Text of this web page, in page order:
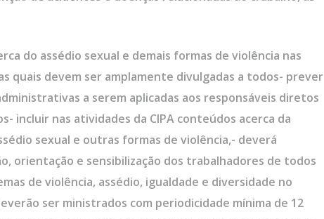
do assédio sexual e demais formas de violência nas
quais devem ser amplamente divulgadas a todos- prever
a serem aplicadas aos responsáveis diretos
incluir nas atividades da CIPA conteúdos acerca da
sexual e outras formas de violência,- deverá
orientação e sensibilização dos trabalhadores de todos
de violência, assédio, igualdade e diversidade no
ser ministrados com periodicidade mínima de 12